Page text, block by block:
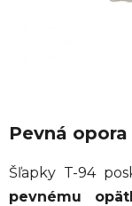
Pevná
Šľapky T-94
pevnému